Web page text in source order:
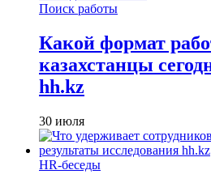
Поиск работы
Какой формат
казахстанцы
hh.kz
30 июля
HR-беседы